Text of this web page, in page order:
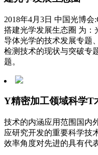
2018年4月3日 中国光博
搭建光学发展生态圈 为
导体光学的技术发展专题
检测技术的现状与突破专
题。
Y精密加工领域科学T
技术的内涵应用范围国内
应研究开发的重要科学技
效率角度对先进的具有代